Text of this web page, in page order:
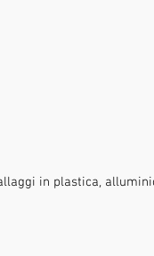
in plastica,